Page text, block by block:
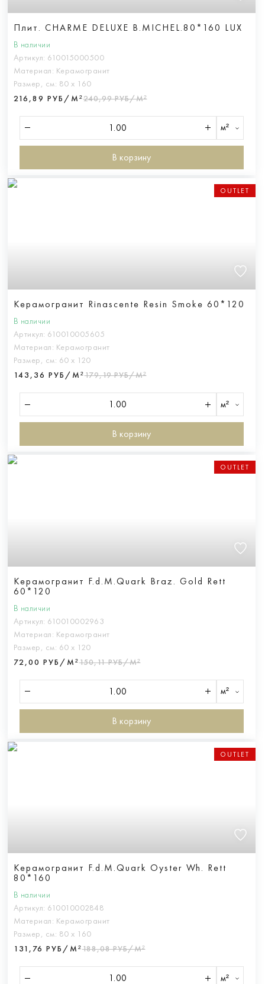
Плит. CHARME DELUXE B.MICHEL.80*160 LUX
В наличии
Артикул: 610015000500
Материал: Керамогранит
Размер, см: 80 х 160
216,89 РУБ/М²240,99 РУБ/М²
м²
В корзину
OUTLET
Керамогранит Rinascente Resin Smoke 60*120
В наличии
Артикул: 610010005605
Материал: Керамогранит
Размер, см: 60 х 120
143,36 РУБ/М²179,19 РУБ/М²
м²
В корзину
OUTLET
Керамогранит F.d.M.Quark Braz. Gold Rett
60*120
В наличии
Артикул: 610010002963
Материал: Керамогранит
Размер, см: 60 х 120
72,00 РУБ/М²150,11 РУБ/М²
м²
В корзину
OUTLET
Керамогранит F.d.M.Quark Oyster Wh. Rett
80*160
В наличии
Артикул: 610010002848
Материал: Керамогранит
Размер, см: 80 х 160
131,76 РУБ/М²188,08 РУБ/М²
м²